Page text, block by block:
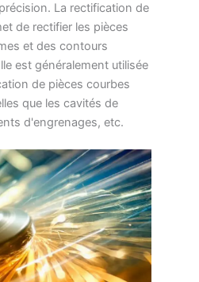
La rectification de
de rectifier les pièces
et des contours
est généralement utilisée
de pièces courbes
que les cavités de
d'engrenages, etc.